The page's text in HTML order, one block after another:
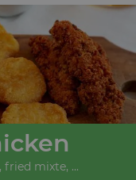
mixte, ...